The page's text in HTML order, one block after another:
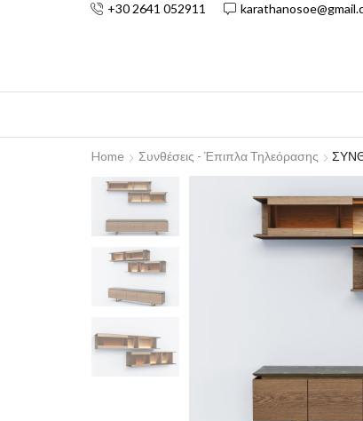
+30 2641 052911
Home Συνθέσεις - Έπιπλα Τηλεόρασης